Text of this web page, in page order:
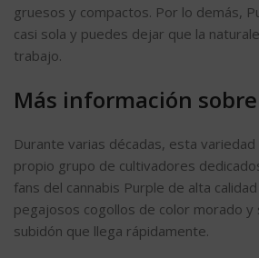
gruesos y compactos. Por lo demás,
casi sola y puedes dejar que la
trabajo.
Más información
Durante varias décadas, esta
propio grupo de cultivadores
fans del cannabis Purple de alta
pegajosos cogollos de color morado y
subidón que llega rápidamente.